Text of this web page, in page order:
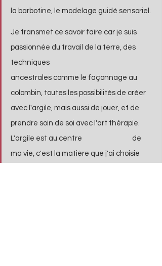
la barbotine, le modelage guidé sensoriel.
Je transmet ce savoir faire car je suis
passionnée du travail de la terre, des
techniques
ancestrales comme le façonnage au
colombin, toutes les possibilités de créer
avec l'argile, mais aussi de jouer, et de
prendre soin de soi avec l'art thérapie.
L'argile est au centre 			de
ma vie, c'est la matière que j'ai choisie